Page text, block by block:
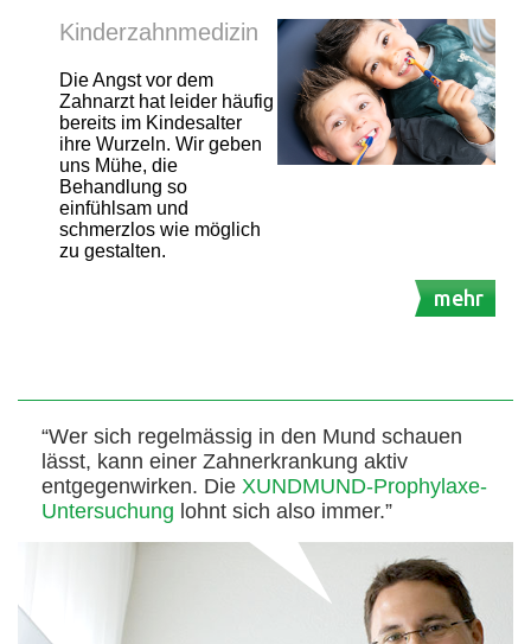
Kinderzahnmedizin
Die Angst vor dem
Zahnarzt hat leider häufig
bereits im Kindesalter
ihre Wurzeln. Wir geben
uns Mühe, die
Behandlung so
einfühlsam und
schmerzlos wie möglich
zu gestalten.
mehr
“Wer sich regelmässig in den Mund schauen
lässt, kann einer Zahnerkrankung aktiv
entgegenwirken. Die XUNDMUND-Prophylaxe-
Untersuchung lohnt sich also immer.”